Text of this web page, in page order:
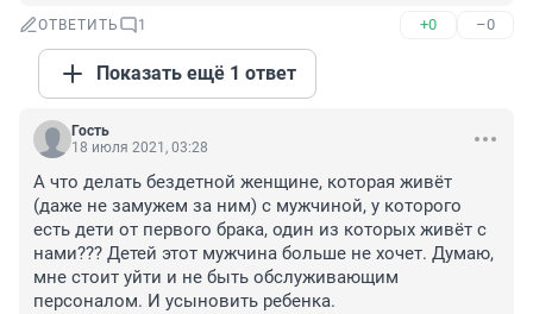
ОТВЕТИТЬ 1 +0 –0
Показать ещё 1 ответ
Гость
18 июля 2021, 03:28
А что делать бездетной женщине, которая живёт
(даже не замужем за ним) с мужчиной, у которого
есть дети от первого брака, один из которых живёт с
нами??? Детей этот мужчина больше не хочет. Думаю,
мне стоит уйти и не быть обслуживающим
персоналом. И усыновить ребенка.